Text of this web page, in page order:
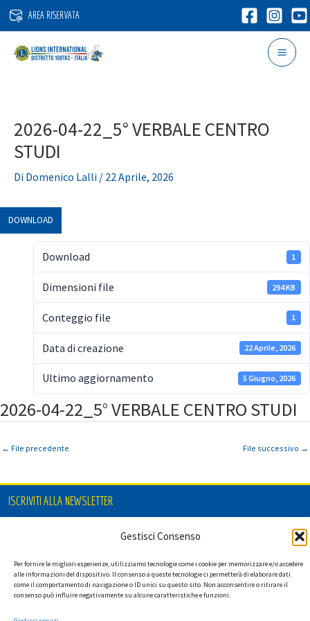
Gestisci Consenso
Per fornire le migliori esperienze, utilizziamo tecnologie come i cookie per memorizzare e/o accedere
alle informazioni del dispositivo. Il consenso a queste tecnologie ci permetterà di elaborare dati
come il comportamento di navigazione o ID unici su questo sito. Non acconsentire o ritirare il
consenso può influire negativamente su alcune caratteristiche e funzioni.
Vai
contenuto
AREA RISERVATA
2026-04-22_5° VERBALE CENTRO
STUDI
Di Domenico Lalli / 22 Aprile, 2026
DOWNLOAD
Download 1
Dimensioni file 294 KB
Conteggio file 1
Data di creazione 22 Aprile, 2026
Ultimo aggiornamento 5 Giugno, 2026
2026-04-22_5° VERBALE CENTRO STUDI
← File precedente File successivo →
ISCRIVITI ALLA NEWSLETTER
Ho letto l'informativa privacy e acconsento a ricevere via e-mail la
newsletter contenente aggiornamenti su attività, iniziative ed eventi
istituzionali.